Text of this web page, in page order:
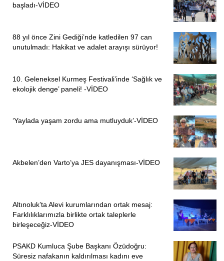
başladı-VİDEO
88 yıl önce Zini Gediği’nde katledilen 97 can
unutulmadı: Hakikat ve adalet arayışı sürüyor!
10. Geleneksel Kurmeş Festivali’inde ‘Sağlık ve
ekolojik denge’ paneli! -VİDEO
‘Yaylada yaşam zordu ama mutluyduk’-VİDEO
Akbelen’den Varto’ya JES dayanışması-VİDEO
Altınoluk’ta Alevi kurumlarından ortak mesaj:
Farklılıklarımızla birlikte ortak taleplerle
birleşeceğiz-VİDEO
PSAKD Kumluca Şube Başkanı Özüdoğru:
Süresiz nafakanın kaldırılması kadını eve